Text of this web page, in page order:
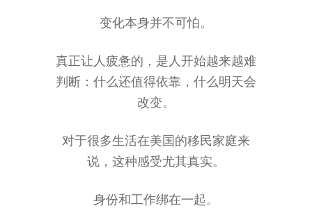
变化本身并不可怕。
真正让人疲惫的，是人开始越来越难
判断：什么还值得依靠，什么明天会
改变。
对于很多生活在美国的移民家庭来
说，这种感受尤其真实。
身份和工作绑在一起。